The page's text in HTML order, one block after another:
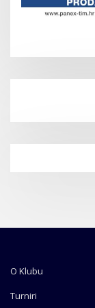
O Klubu
Turniri